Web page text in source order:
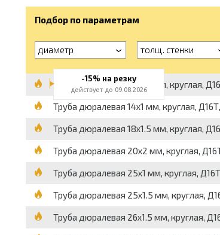
Подбор по параметрам
диаметр толщ. стенки
Труба дюралевая 12x1.5 мм, круглая,
Труба дюралевая 14x1 мм, круглая,
Труба дюралевая 18x1.5 мм, круглая,
Труба дюралевая 20x2 мм, круглая,
Труба дюралевая 25x1 мм, круглая,
Труба дюралевая 25x1.5 мм, круглая,
Труба дюралевая 26x1.5 мм, круглая,
-15% на резку
действует до 09.08.2026